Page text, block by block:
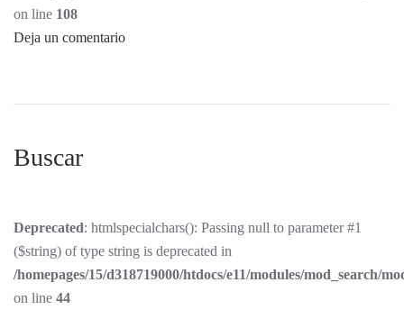
on line 108
Deja un comentario
Buscar
Deprecated: htmlspecialchars(): Passing null to parameter #1
($string) of type string is deprecated in
/homepages/15/d318719000/htdocs/e11/modules/mod_search/
on line 44